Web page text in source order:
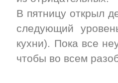
В пятницу открыл
следующий
кухни). Пока все
чтобы во всем